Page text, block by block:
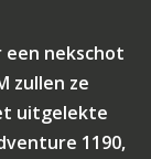
nekschot
zullen ze
uitgelekte
1190,